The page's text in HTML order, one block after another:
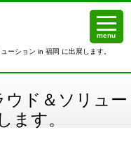
menu
ーション in 福岡 に出展します。
ウド＆ソリュー
ます。